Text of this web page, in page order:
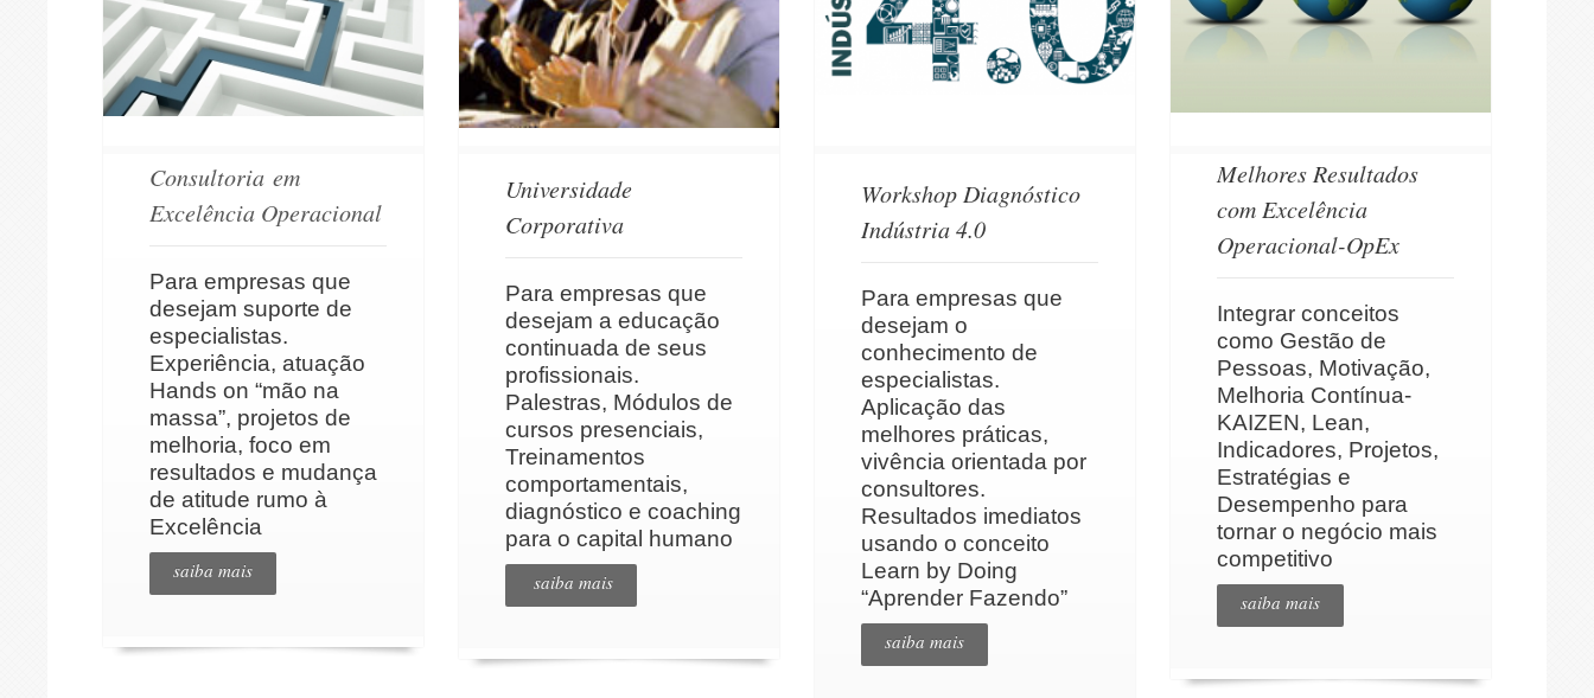
Consultoria em
Excelência Operacional
Para empresas que
desejam suporte de
especialistas.
Experiência, atuação
Hands on “mão na
massa”, projetos de
melhoria, foco em
resultados e mudança
de atitude rumo à
Excelência
saiba mais
Universidade
Corporativa
Para empresas que
desejam a educação
continuada de seus
profissionais.
Palestras, Módulos de
cursos presenciais,
Treinamentos
comportamentais,
diagnóstico e coaching
para o capital humano
saiba mais
Workshop Diagnóstico
Indústria 4.0
Para empresas que
desejam o
conhecimento de
especialistas.
Aplicação das
melhores práticas,
vivência orientada por
consultores.
Resultados imediatos
usando o conceito
Learn by Doing
“Aprender Fazendo”
saiba mais
Melhores Resultados
com Excelência
Operacional-OpEx
Integrar conceitos
como Gestão de
Pessoas, Motivação,
Melhoria Contínua-
KAIZEN, Lean,
Indicadores, Projetos,
Estratégias e
Desempenho para
tornar o negócio mais
competitivo
saiba mais